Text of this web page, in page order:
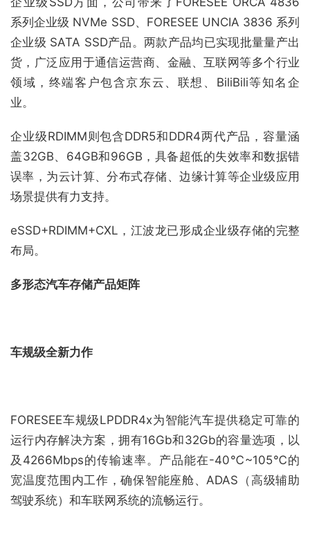
系列企业级 NVMe SSD、FORESEE UNCIA 3836 系列
企业级 SATA SSD产品。两款产品均已实现批量量产出
货，广泛应用于通信运营商、金融、互联网等多个行业
领域，终端客户包含京东云、联想、BiliBili等知名企
业。
企业级RDIMM则包含DDR5和DDR4两代产品，容量涵
盖32GB、64GB和96GB，具备超低的失效率和数据错
误率，为云计算、分布式存储、边缘计算等企业级应用
场景提供有力支持。
eSSD+RDIMM+CXL，江波龙已形成企业级存储的完整
布局。
多形态汽车存储产品矩阵
车规级全新力作
FORESEE车规级LPDDR4x为智能汽车提供稳定可靠的
运行内存解决方案，拥有16Gb和32Gb的容量选项，以
及4266Mbps的传输速率。产品能在-40℃~105℃的
宽温度范围内工作，确保智能座舱、ADAS（高级辅助
驾驶系统）和车联网系统的流畅运行。